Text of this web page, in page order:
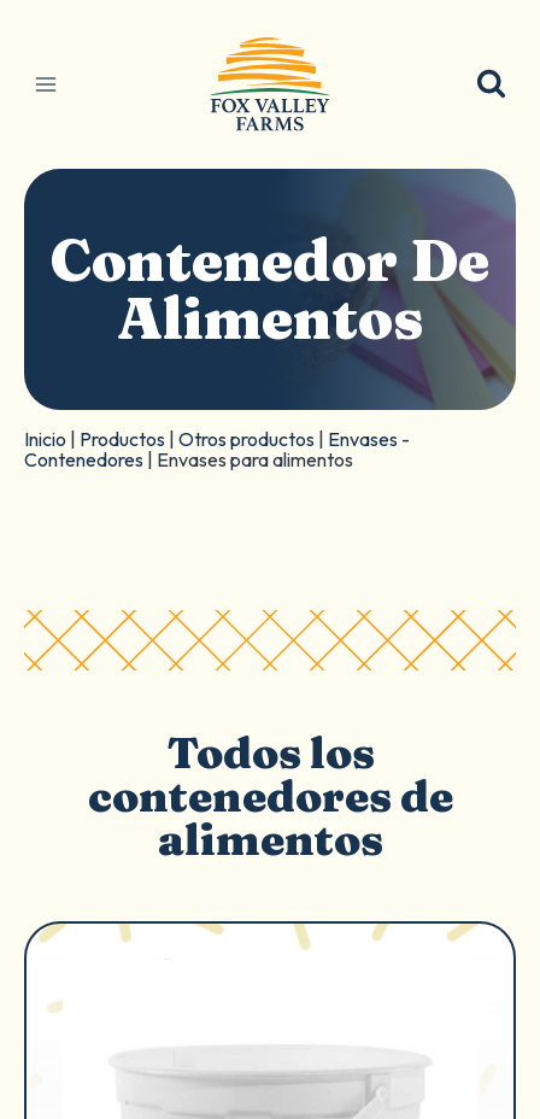
contenido
Contenedor De
Alimentos
Inicio Productos Otros productos Envases -
Contenedores Envases para alimentos
Todos los
contenedores de
alimentos